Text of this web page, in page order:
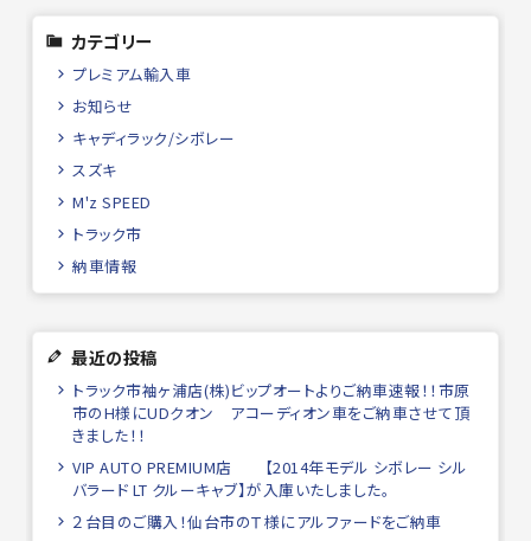
カテゴリー
プレミアム輸入車
お知らせ
キャディラック/シボレー
スズキ
M'z SPEED
トラック市
納車情報
最近の投稿
トラック市袖ヶ浦店(株)ビップオートよりご納車速報！！市原
市のH様にUDクオン アコーディオン車をご納車させて頂
きました！！
VIP AUTO PREMIUM店 【2014年モデル シボレー シル
バラード LT クルーキャブ】が入庫いたしました。
２台目のご購入！仙台市のＴ様にアルファードをご納車